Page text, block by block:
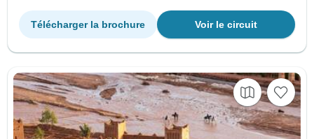
Voir le circuit
Télécharger la brochure